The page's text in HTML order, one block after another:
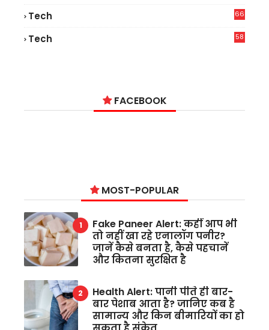
Tech
66
Tech
58
FACEBOOK
MOST-POPULAR
Fake Paneer Alert: कहीं आप भी
तो नहीं खा रहे एनालॉग पनीर?
जानें कैसे बनता है, कैसे पहचानें
और कितना सुरक्षित है
Health Alert: पानी पीते ही बार-
बार पेशाब आता है? जानिए कब है
सामान्य और किन बीमारियों का हो